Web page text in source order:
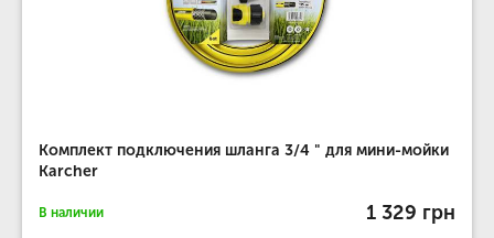
Комплект подключения шланга 3/4 " для мини-мойки
Karcher
В наличии 1 329 грн